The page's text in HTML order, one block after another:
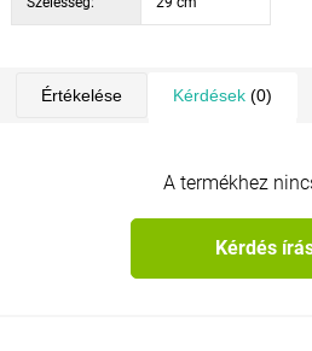
Értékelése Kérdések(0)
A termékhez
Kérdés